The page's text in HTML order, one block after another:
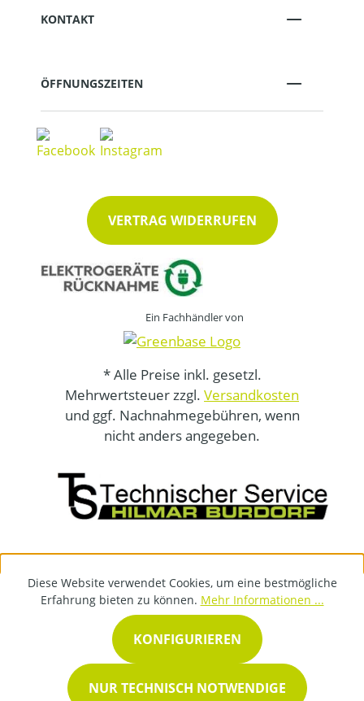
KONTAKT
ÖFFNUNGSZEITEN
VERTRAG WIDERRUFEN
Ein Fachhändler von
* Alle Preise inkl. gesetzl.
Mehrwertsteuer zzgl. Versandkosten
und ggf. Nachnahmegebühren, wenn
nicht anders angegeben.
Diese Website verwendet Cookies, um eine bestmögliche
Erfahrung bieten zu können. Mehr Informationen ...
NUR TECHNISCH NOTWENDIGE
KONFIGURIEREN